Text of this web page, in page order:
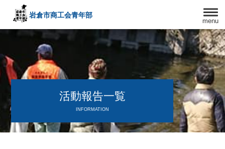
menu
岩倉市商工会青年部
〒482－0042
愛知県岩倉市中本町西出口31-1
TEL:0587-66-3400
FAX:0587-66-3417
頑張る中小企業を応援します！
活動報告一覧
INFORMATION